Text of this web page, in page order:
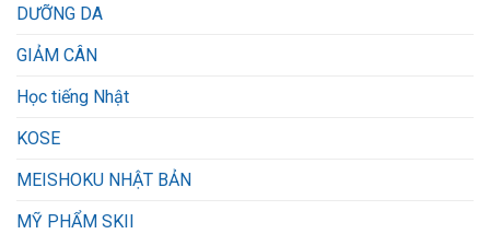
DƯỠNG DA
GIẢM CÂN
Học tiếng Nhật
KOSE
MEISHOKU NHẬT BẢN
MỸ PHẨM SKII